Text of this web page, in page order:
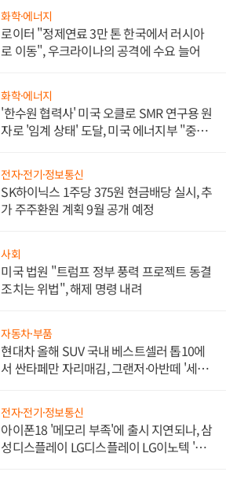
화학·에너지
로이터 "정제연료 3만 톤 한국에서 러시아
로 이동", 우크라이나의 공격에 수요 늘어
화학·에너지
'한수원 협력사' 미국 오클로 SMR 연구용 원
자로 '임계 상태' 도달, 미국 에너지부 "중요
전자·전기·정보통신
SK하이닉스 1주당 375원 현금배당 실시, 추
가 주주환원 계획 9월 공개 예정
사회
미국 법원 "트럼프 정부 풍력 프로젝트 동결
조치는 위법", 해제 명령 내려
자동차·부품
현대차 올해 SUV 국내 베스트셀러 톱10에
서 싼타페만 자리매김, 그랜저·아반떼 '세단
전자·전기·정보통신
아이폰18 '메모리 부족'에 출시 지연되나, 삼
성디스플레이 LG디스플레이 LG이노텍 '탈